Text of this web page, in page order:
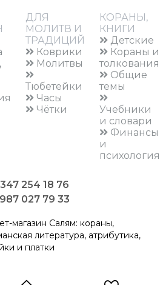
ДЛЯ
МОЛИТВ И
ТРАДИЦИЙ
Коврики
Молитвы
Тюбетейки
Часы
Чётки
КОРАНЫ,
КНИГИ
Детские
Кораны и
толкования
Общие
темы
Учебники
и словари
Финансы
и
психология
254 18 76
027 79 33
магазин Салям: кораны,
литература, атрибутика,
и платки